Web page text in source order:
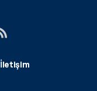
İletişim